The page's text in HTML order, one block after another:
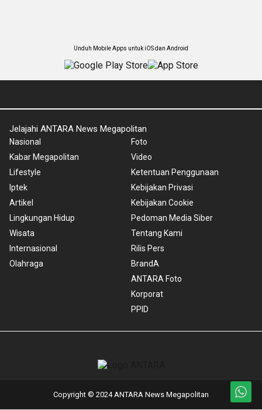
Unduh Mobile Apps untuk iOS dan Android
Jelajahi ANTARA News Megapolitan
Nasional
Kabar Megapolitan
Lifestyle
Iptek
Artikel
Lingkungan Hidup
Wisata
Internasional
Olahraga
Foto
Video
Ketentuan Penggunaan
Kebijakan Privasi
Kebijakan Cookie
Pedoman Media Siber
Tentang Kami
Rilis Pers
BrandA
ANTARA Foto
Korporat
PPID
Copyright © 2024 ANTARA News Megapolitan